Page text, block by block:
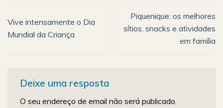
Vive intensamente o Dia
Mundial da Criança
Piquenique: os melhores
sítios, snacks e atividades
em família
Deixe uma resposta
O seu endereço de email não será publicado.